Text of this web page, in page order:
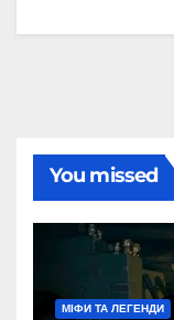
You missed
МІФИ ТА ЛЕГЕНДИ